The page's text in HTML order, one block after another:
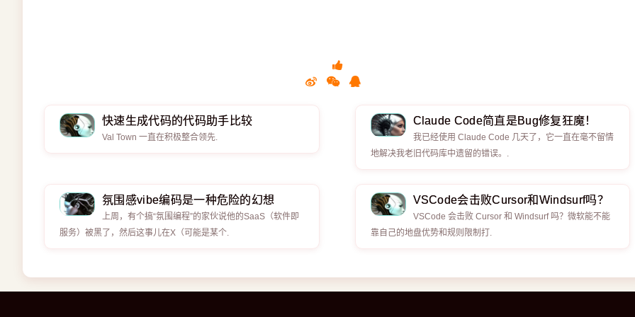
快速生成代码的代码助手比较
Val Town 一直在积极整合领先.
Claude Code简直是Bug修复狂魔！
我已经使用 Claude Code 几天了，它一直在毫不留情
地解决我老旧代码库中遗留的错误。.
氛围感vibe编码是一种危险的幻想
上周，有个搞“氛围编程”的家伙说他的SaaS（软件即
服务）被黑了，然后这事儿在X（可能是某个.
VSCode会击败Cursor和Windsurf吗？
VSCode 会击败 Cursor 和 Windsurf 吗？微软能不能
靠自己的地盘优势和规则限制打.